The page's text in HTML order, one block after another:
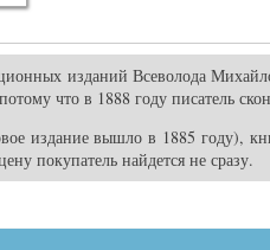
изданий Всеволода
что в 1888 году писатель
издание вышло в 1885 году),
покупатель найдется не сразу.